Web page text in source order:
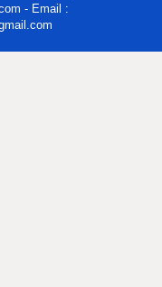
- Email :